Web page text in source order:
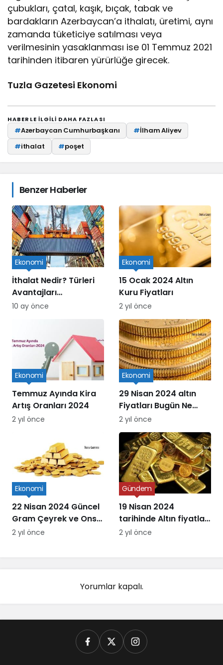
çubukları, çatal, kaşık, bıçak, tabak ve
bardakların Azerbaycan’a ithalatı, üretimi, aynı
zamanda tüketiciye satılması veya
verilmesinin yasaklanması ise 01 Temmuz 2021
tarihinden itibaren yürürlüğe girecek.
Tuzla Gazetesi Ekonomi
HABERLE ILGILI DAHA FAZLASI
#Azerbaycan Cumhurbaşkanı #İlham Aliyev
#ithalat #poşet
Benzer Haberler
İthalat Nedir? Türleri
Avantajları
Dezavantajları ve
Ekonomi
10 ay önce
15 Ocak 2024 Altın
Kuru Fiyatları
Ekonomi
2 yıl önce
Temmuz Ayında Kira
Artış Oranları 2024
Ekonomi
2 yıl önce
29 Nisan 2024 altın
Fiyatları Bugün Ne
Kadar Oldu
Ekonomi
2 yıl önce
22 Nisan 2024 Güncel
Gram Çeyrek ve Ons
Altın Fiyatları
Ekonomi
2 yıl önce
19 Nisan 2024
tarihinde Altın fiyatları
ne kadar oldu
Gündem
2 yıl önce
Yorumlar kapalı.